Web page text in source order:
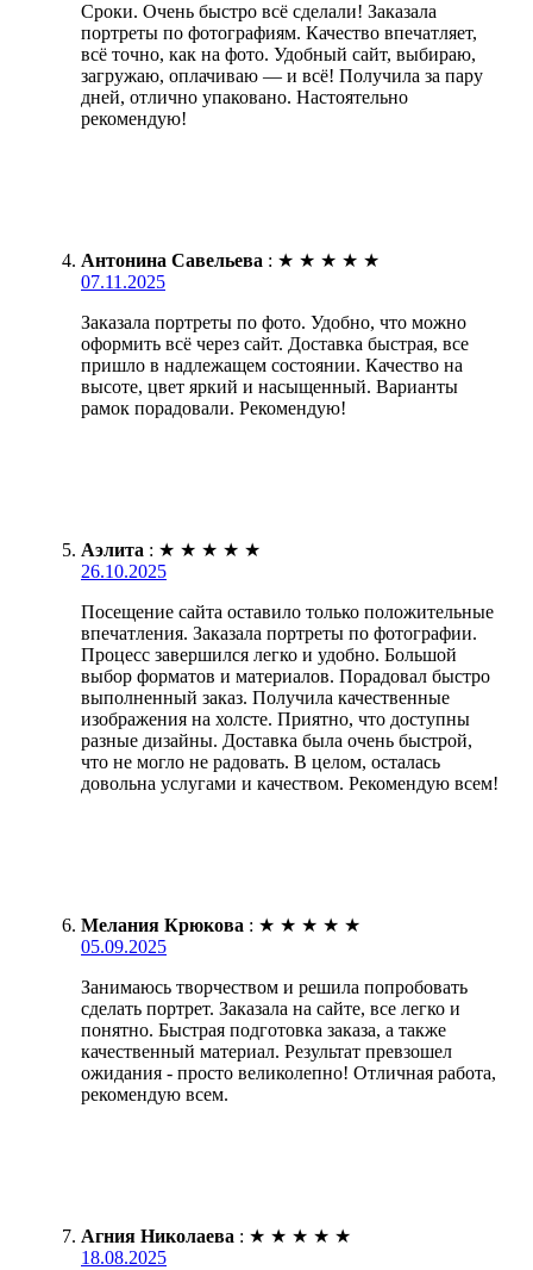
Сроки. Очень быстро всё сделали! Заказала
портреты по фотографиям. Качество впечатляет,
всё точно, как на фото. Удобный сайт, выбираю,
загружаю, оплачиваю — и всё! Получила за пару
дней, отлично упаковано. Настоятельно
рекомендую!
Антонина Савельева : ★ ★ ★ ★ ★
07.11.2025
Заказала портреты по фото. Удобно, что можно
оформить всё через сайт. Доставка быстрая, все
пришло в надлежащем состоянии. Качество на
высоте, цвет яркий и насыщенный. Варианты
рамок порадовали. Рекомендую!
Аэлита : ★ ★ ★ ★ ★
26.10.2025
Посещение сайта оставило только положительные
впечатления. Заказала портреты по фотографии.
Процесс завершился легко и удобно. Большой
выбор форматов и материалов. Порадовал быстро
выполненный заказ. Получила качественные
изображения на холсте. Приятно, что доступны
разные дизайны. Доставка была очень быстрой,
что не могло не радовать. В целом, осталась
довольна услугами и качеством. Рекомендую всем!
Мелания Крюкова : ★ ★ ★ ★ ★
05.09.2025
Занимаюсь творчеством и решила попробовать
сделать портрет. Заказала на сайте, все легко и
понятно. Быстрая подготовка заказа, а также
качественный материал. Результат превзошел
ожидания - просто великолепно! Отличная работа,
рекомендую всем.
Агния Николаева : ★ ★ ★ ★ ★
18.08.2025